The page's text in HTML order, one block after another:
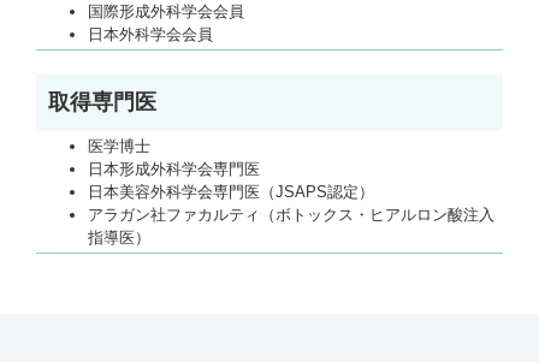
国際形成外科学会会員
日本外科学会会員
取得専門医
医学博士
日本形成外科学会専門医
日本美容外科学会専門医（JSAPS認定）
アラガン社ファカルティ（ボトックス・ヒアルロン酸注入
指導医）